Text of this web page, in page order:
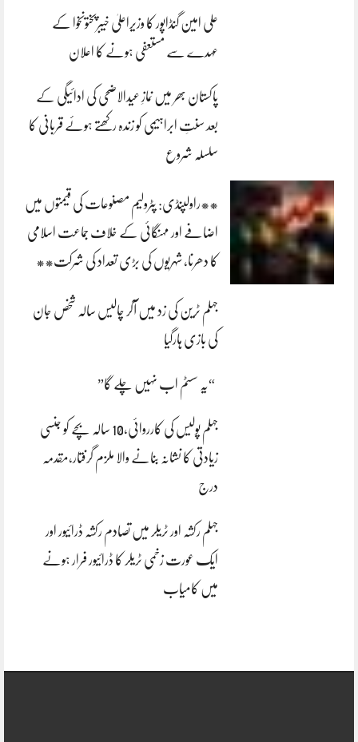
علی امین گنڈاپور کا وزیراعلیٰ خیبرپختونخوا کے
عہدے سے مستعفی ہونے کا اعلان
پاکستان بھر میں نمازِ عیدالاضحی کی ادائیگی کے
بعد سنتِ ابراہیمی کو زندہ رکھتے ہوئے قربانی کا
سلسلہ شروع
**راولپنڈی: پٹرولیم مصنوعات کی قیمتوں میں
اضافے اور مہنگائی کے خلاف جماعت اسلامی
کا دھرنا، شہریوں کی بڑی تعداد کی شرکت**
جہلم ٹرین کی زد میں آکر چالیس سالہ شخص جان
کی بازی ہارگیا
“یہ سسٹم اب نہیں چلے گا”
جہلم پولیس کی کارروائی،10 سالہ بچے کو جنسی
زیادتی کا نشانہ بنانے والا ملزم گرفتار،مقدمہ
درج
جہلم رکشہ اور ٹریلر میں تصادم رکشہ ڈرائیور اور
ایک عورت زخمی ٹریلر کا ڈرائیور فرار ہونے
میں کامیاب